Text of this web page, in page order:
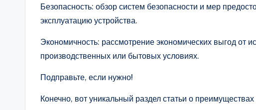
Безопасность: обзор систем безопасности и мер
эксплуатацию устройства.
Экономичность: рассмотрение экономических выгод от
производственных или бытовых условиях.
Подправьте, если нужно!
Конечно, вот уникальный раздел статьи о